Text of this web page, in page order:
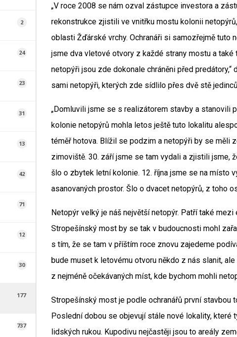
2
24
23
31
13
42
71
12
30
177
737
„V roce 2008 se nám ozval zástupce investora a
rekonstrukce zjistili ve vnitřku mostu kolonii
oblasti Žďárské vrchy. Ochranáři si samozřejmě tuto
jsme dva vletové otvory z každé strany mostu a
netopýři jsou zde dokonale chráněni před
sami netopýři, kterých zde sídlilo přes dvě stě
„Domluvili jsme se s realizátorem stavby a stanovili
kolonie netopýrů mohla letos ještě tuto lokalitu
téměř hotova. Blížil se podzim a netopýři by se měli
zimoviště. 30. září jsme se tam vydali a zjistili jsme,
šlo o zbytek letní kolonie. 12. října jsme se na místo
asanovaných prostor. Šlo o dvacet netopýrů, z toho
Netopýr velký je náš největší netopýr. Patří také
Stropešínský most by se tak v budoucnosti mohl
s tím, že se tam v příštím roce znovu zajedeme
bude muset k letovému otvoru někdo z nás slanit,
z nejméně očekávaných míst, kde bychom mohli
Stropešínský most je podle ochranářů první stavbou
Poslední dobou se objevují stále nové lokality, které
lidských rukou. Kupodivu nejčastěji jsou to areály